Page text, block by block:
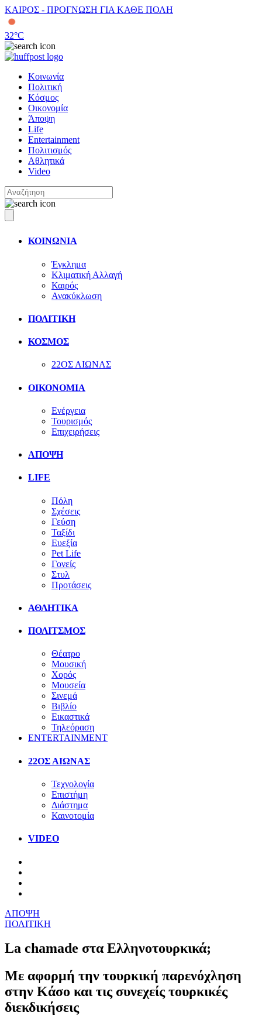
ΚΑΙΡΟΣ - ΠΡΟΓΝΩΣΗ ΓΙΑ ΚΑΘΕ ΠΟΛΗ
32°C
Κοινωνία
Πολιτική
Κόσμος
Οικονομία
Άποψη
Life
Entertainment
Πολιτισμός
Αθλητικά
Video
ΚΟΙΝΩΝΙΑ
Έγκλημα
Κλιματική Αλλαγή
Καιρός
Ανακύκλωση
ΠΟΛΙΤΙΚΗ
ΚΟΣΜΟΣ
22ΟΣ ΑΙΩΝΑΣ
ΟΙΚΟΝΟΜΙΑ
Ενέργεια
Τουρισμός
Επιχειρήσεις
ΑΠΟΨΗ
LIFE
Πόλη
Σχέσεις
Γεύση
Ταξίδι
Ευεξία
Pet Life
Γονείς
Στυλ
Προτάσεις
ΑΘΛΗΤΙΚΑ
ΠΟΛΙΤΣΜΟΣ
Θέατρο
Μουσική
Χορός
Μουσεία
Σινεμά
Βιβλίο
Εικαστικά
Τηλεόραση
ENTERTAINMENT
22ΟΣ ΑΙΩΝΑΣ
Τεχνολογία
Επιστήμη
Διάστημα
Καινοτομία
VIDEO
ΑΠΟΨΗ
ΠΟΛΙΤΙΚΗ
La chamade στα Ελληνοτουρκικά;
Με αφορμή την τουρκική παρενόχληση
στην Κάσο και τις συνεχείς τουρκικές
διεκδικήσεις